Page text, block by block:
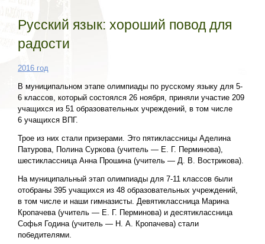
Русский язык: хороший повод для
радости
2016 год
В муниципальном этапе олимпиады по русскому языку для 5-
6 классов, который состоялся 26 ноября, приняли участие 209
учащихся из 51 образовательных учреждений, в том числе
6 учащихся ВПГ.
Трое из них стали призерами. Это пятиклассницы Аделина
Патурова, Полина Суркова (учитель — Е. Г. Перминова),
шестиклассница Анна Прошина (учитель — Д. В. Вострикова).
На муниципальный этап олимпиады для 7-11 классов были
отобраны 395 учащихся из 48 образовательных учреждений,
в том числе и наши гимназисты. Девятиклассница Марина
Кропачева (учитель — Е. Г. Перминова) и десятиклассница
Софья Година (учитель — Н. А. Кропачева) стали
победителями.